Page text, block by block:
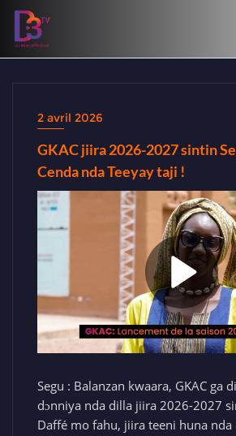
2 avril 2026
GKAC jiira 2026-2027 sintin
Cenda nda Teeyay taji !
Segu : Balanzan kwaara, GKAC ga
dɔnniya nda dilla jiira 2026-2027
Daffé mo fahu, jiira teeni huna nda